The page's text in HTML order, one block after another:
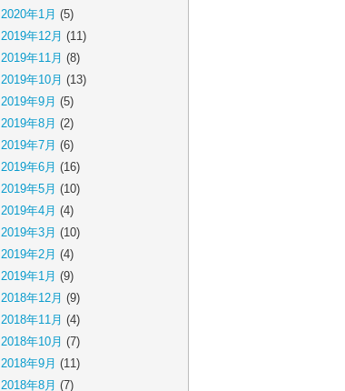
2020年1月 (5)
2019年12月 (11)
2019年11月 (8)
2019年10月 (13)
2019年9月 (5)
2019年8月 (2)
2019年7月 (6)
2019年6月 (16)
2019年5月 (10)
2019年4月 (4)
2019年3月 (10)
2019年2月 (4)
2019年1月 (9)
2018年12月 (9)
2018年11月 (4)
2018年10月 (7)
2018年9月 (11)
2018年8月 (7)